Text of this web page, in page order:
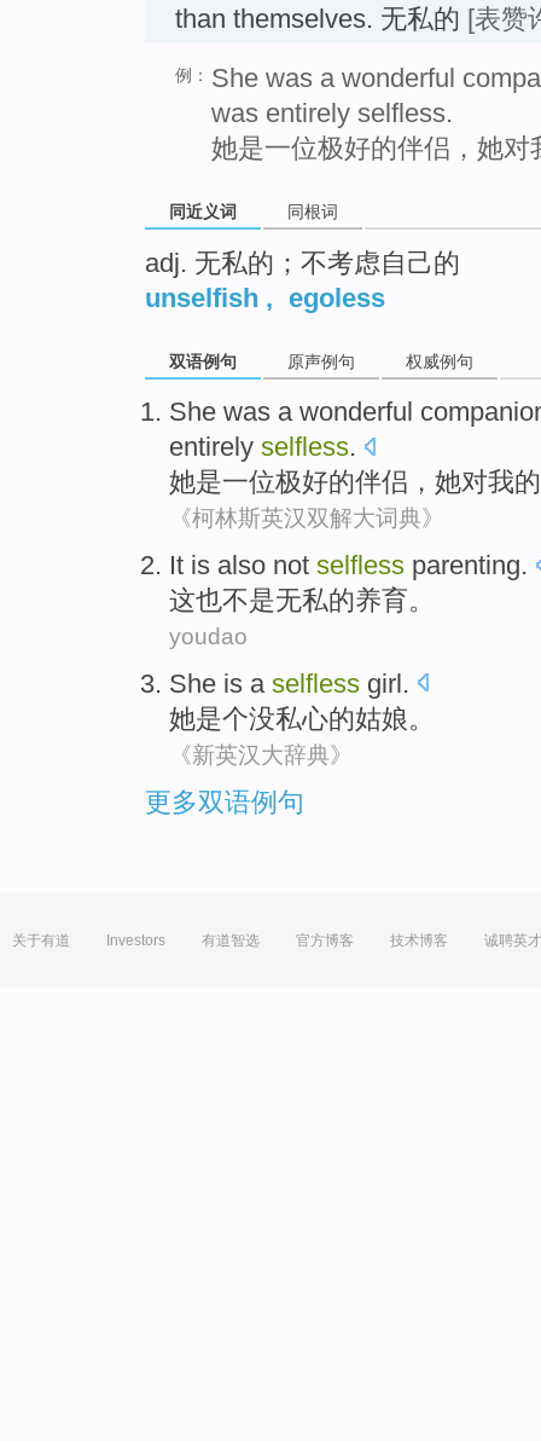
than themselves. 无私的 [表赞
例： She was a wonderful
was entirely selfless.
她是一位极好的伴侣，她
同近义词 同根词
adj. 无私的；不考虑自己的
unselfish , egoless
双语例句 原声例句 权威例句
She was a wonderful
entirely selfless.
她是一位极好的伴侣 ， 她对我的
《柯林斯英汉双解大词典》
It is also not selfless parenting.
这也不是无私的养育。
youdao
She is a selfless girl.
她是个没私心的姑娘。
《新英汉大辞典》
更多双语例句
关于有道 Investors 有道智选 官方博客 技术博客 诚聘英才